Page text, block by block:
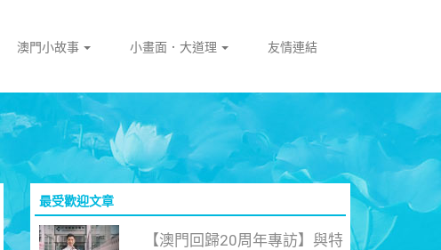
澳門小故事 小畫面．大道理 友情連結
最受歡迎文章
【澳門回歸20周年專訪】與特